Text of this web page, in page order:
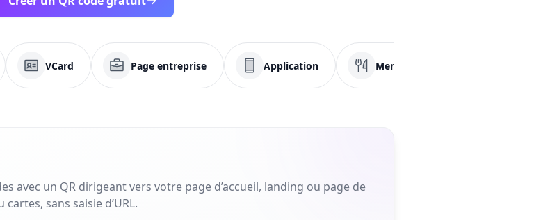
VCard Page entreprise Application Menu
avec un QR dirigeant vers votre page d’accueil, landing ou page de
sans saisie d’URL.